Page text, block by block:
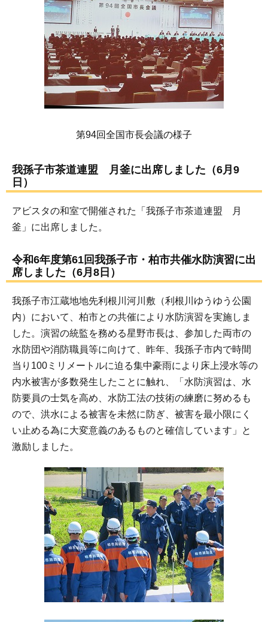
第94回全国市長会議の様子
我孫子市茶道連盟 月釜に出席しました（6月9
日）
アビスタの和室で開催された「我孫子市茶道連盟 月
釜」に出席しました。
令和6年度第61回我孫子市・柏市共催水防演習に出
席しました（6月8日）
我孫子市江蔵地地先利根川河川敷（利根川ゆうゆう公園
内）において、柏市との共催により水防演習を実施しま
した。演習の統監を務める星野市長は、参加した両市の
水防団や消防職員等に向けて、昨年、我孫子市内で時間
当り100ミリメートルに迫る集中豪雨により床上浸水等の
内水被害が多数発生したことに触れ、「水防演習は、水
防要員の士気を高め、水防工法の技術の練磨に努めるも
ので、洪水による被害を未然に防ぎ、被害を最小限にく
い止める為に大変意義のあるものと確信しています」と
激励しました。